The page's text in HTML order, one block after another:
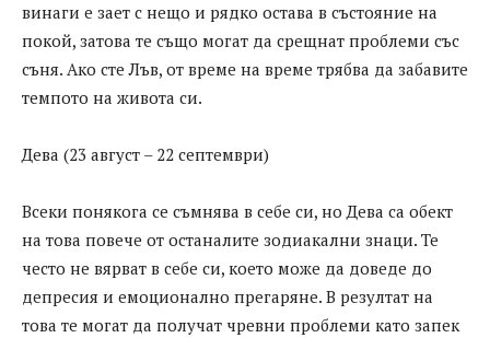
винаги е зает с нещо и рядко остава в състояние на
покой, затова те също могат да срещнат проблеми със
съня. Ако сте Лъв, от време на време трябва да забавите
темпото на живота си.
Дева (23 август – 22 септември)
Всеки понякога се съмнява в себе си, но Дева са обект
на това повече от останалите зодиакални знаци. Те
често не вярват в себе си, което може да доведе до
депресия и емоционално прегаряне. В резултат на
това те могат да получат чревни проблеми като запек